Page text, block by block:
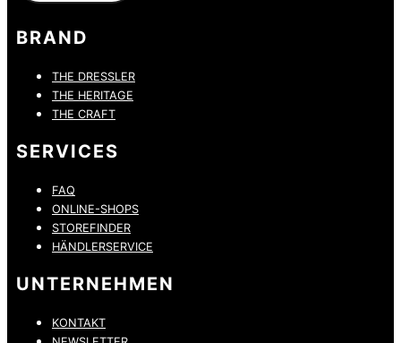
BRAND
THE DRESSLER
THE HERITAGE
THE CRAFT
SERVICES
FAQ
ONLINE-SHOPS
STOREFINDER
HÄNDLERSERVICE
UNTERNEHMEN
KONTAKT